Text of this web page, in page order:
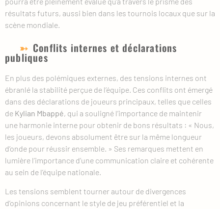
résultats futurs, aussi bien dans les tournois locaux que sur la
scène mondiale.
Conflits internes et déclarations
publiques
En plus des polémiques externes, des tensions internes ont
ébranlé la stabilité perçue de l’équipe. Ces conflits ont émergé
dans des déclarations de joueurs principaux, telles que celles
de Kylian Mbappé, qui a souligné l’importance de maintenir
une harmonie interne pour obtenir de bons résultats : « Nous,
les joueurs, devons absolument être sur la même longueur
d’onde pour réussir ensemble. » Ses remarques mettent en
lumière l’importance d’une communication claire et cohérente
au sein de l’équipe nationale.
Les tensions semblent tourner autour de divergences
d’opinions concernant le style de jeu préférentiel et la